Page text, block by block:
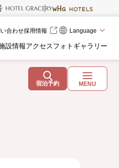
合わせ採用情報 Language
設情報アクセスフォトギャラリー
宿泊予約 MENU